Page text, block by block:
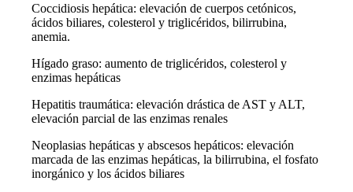
Coccidiosis hepática: elevación de cuerpos cetónicos,
ácidos biliares, colesterol y triglicéridos, bilirrubina,
anemia.
Hígado graso: aumento de triglicéridos, colesterol y
enzimas hepáticas
Hepatitis traumática: elevación drástica de AST y ALT,
elevación parcial de las enzimas renales
Neoplasias hepáticas y abscesos hepáticos: elevación
marcada de las enzimas hepáticas, la bilirrubina, el fosfato
inorgánico y los ácidos biliares